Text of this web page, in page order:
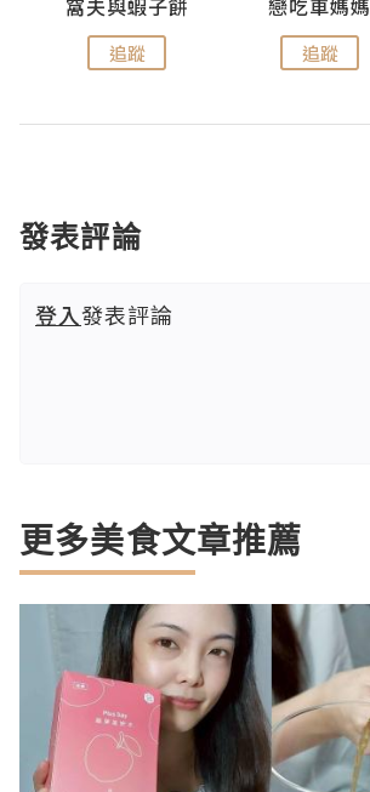
窩夫與蝦子餅
追蹤
戀吃車媽媽
追蹤
發表評論
登入發表評論
更多美食文章推薦